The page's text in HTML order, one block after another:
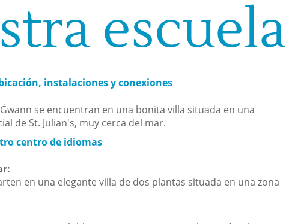
escuela
instalaciones y conexiones
se encuentran en una bonita villa situada en una
de St. Julian's, muy cerca del mar.
centro de idiomas
en una elegante villa de dos plantas situada en una zona